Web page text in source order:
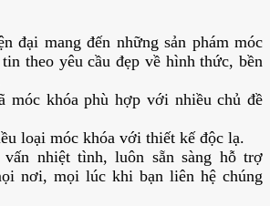
đại mang đến những sản phám móc
theo yêu cầu đẹp về hình thức, bền
móc khóa phù hợp với nhiều chủ đề
loại móc khóa với thiết kế độc lạ.
nhiệt tình, luôn sẵn sàng hỗ trợ
nơi, mọi lúc khi bạn liên hệ chúng